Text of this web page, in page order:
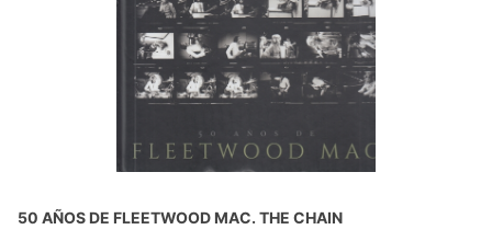
50 AÑOS DE FLEETWOOD MAC. THE CHAIN